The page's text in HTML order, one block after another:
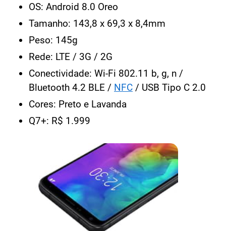
OS: Android 8.0 Oreo
Tamanho: 143,8 x 69,3 x 8,4mm
Peso: 145g
Rede: LTE / 3G / 2G
Conectividade: Wi-Fi 802.11 b, g, n /
Bluetooth 4.2 BLE / NFC / USB Tipo C 2.0
Cores: Preto e Lavanda
Q7+: R$ 1.999